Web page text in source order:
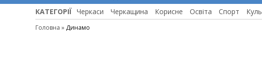
КАТЕГОРІЇ Черкаси Черкащина Корисне Освіта Спорт
Головна » Динамо